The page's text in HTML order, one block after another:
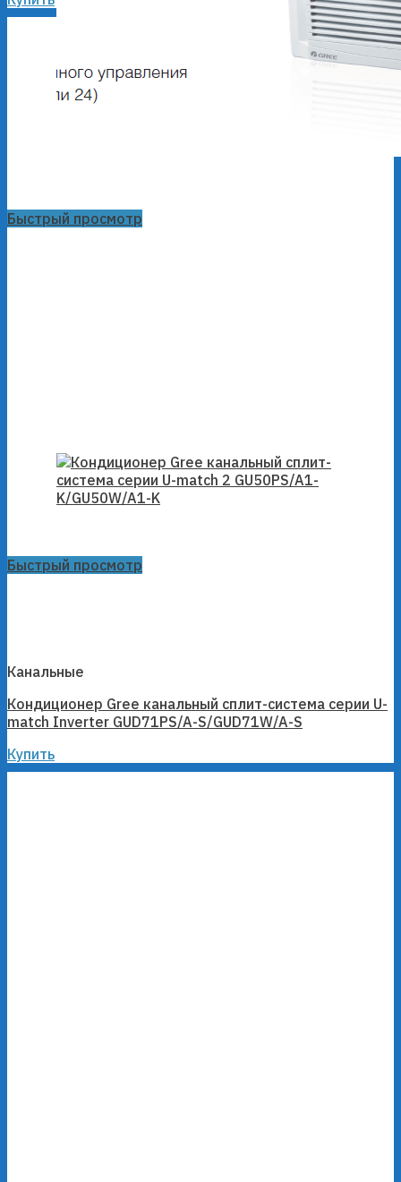
Быстрый просмотр
Быстрый просмотр
Канальные
Кондиционер Gree канальный сплит-система серии U-
match Inverter GUD71PS/A-S/GUD71W/A-S
Купить